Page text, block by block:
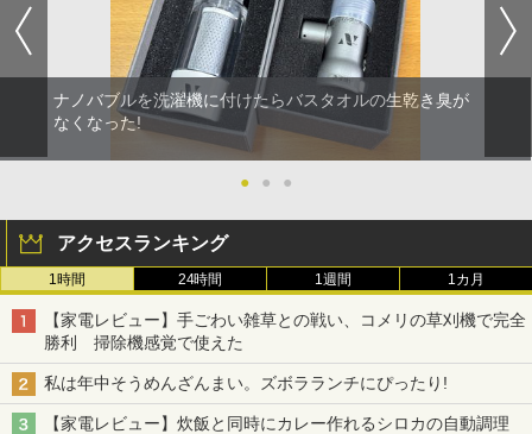
ナノバブルを洗濯機に付けたらバスタオルの生乾き臭が
なくなった!
● ● ●
アクセスランキング
1時間 24時間 1週間 1カ月
【家電レビュー】手ごわい雑草との戦い、コメリの草刈機で完全
勝利 掃除機感覚で使えた
私は年中そうめんざんまい。ズボラランチにぴったり!
【家電レビュー】炊飯と同時にカレー作れるシロカの自動調理